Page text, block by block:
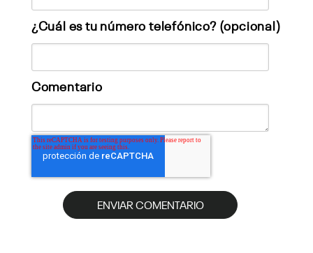
¿Cuál es tu número telefónico? (opcional)
Comentario